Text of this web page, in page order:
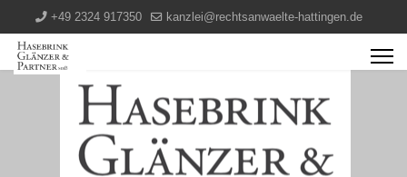
+49 2324 917350 kanzlei@rechtsanwaelte-hattingen.de